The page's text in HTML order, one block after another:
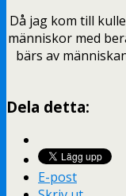
Då jag kom till
människor med
bärs av
Dela detta:
E-post